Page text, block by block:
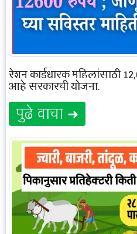
रेशन कार्डधारक महिलांसाठी
आहे सरकारची योजना.
पुढे वाचा ➜